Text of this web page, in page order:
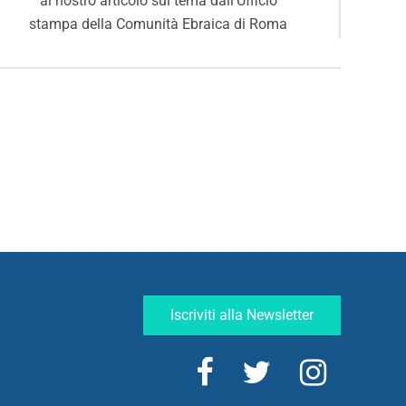
stampa della Comunità Ebraica di Roma
Iscriviti alla Newsletter